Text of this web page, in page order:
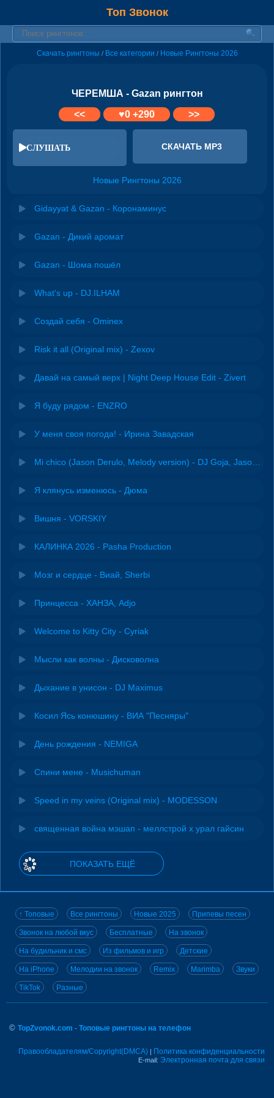
Топ Звонок
Скачать рингтоны / Все категории / Новые Рингтоны 2026
ЧЕРЕМША - Gazan рингтон
<<
♥0+290 >>
СЛУШАТЬ СКАЧАТЬ MP3
Новые Рингтоны 2026
Gidayyat & Gazan - Коронаминус
Gazan - Дикий аромат
Gazan - Шома пошёл
What's up - DJ.ILHAM
Создай себя - Ominex
Risk it all (Original mix) - Zexov
Давай на самый верх | Night Deep House Edit - Zivert
Я буду рядом - ENZRO
У меня своя погода! - Ирина Завадская
Я клянусь изменюсь - Дюма
Вишня - VORSKIY
КАЛИНКА 2026 - Pasha Production
Мозг и сердце - Виай, Sherbi
Принцесса - ХАНЗА, Adjo
Welcome to Kitty City - Cyriak
Мысли как волны - Дисковолна
Дыхание в унисон - DJ Maximus
Косил Ясь конюшину - ВИА "Песняры"
День рождения - NEMIGA
Спини мене - Musichuman
Speed in my veins (Original mix) - MODESSON
священная война мэшап - меллстрой х урал гайсин
ПОКАЗАТЬ ЕЩЁ
↑ Топовые Все рингтоны Новые 2025 Припевы песен
Звонок на любой вкус Бесплатные На звонок
На будильник и смс Из фильмов и игр Детские
На iPhone Мелодии на звонок Remix Marimba Звуки
TikTok Разные
© TopZvonok.com - Топовые рингтоны на телефон
Правообладателям/Copyright(DMCA) | Политика конфиденциальности
E-mail: Электронная почта для связи